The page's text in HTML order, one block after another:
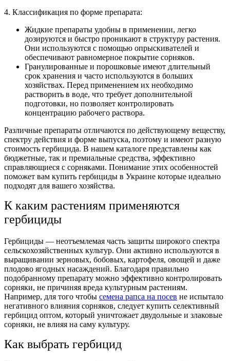
4. Классификация по форме препарата:
Жидкие препараты удобны в применении, легко
дозируются и быстро проникают в структуру растения.
Они используются с помощью опрыскивателей и
обеспечивают равномерное покрытие сорняков.
Гранулированные и порошковые имеют длительный
срок хранения и часто используются в больших
хозяйствах. Перед применением их необходимо
растворить в воде, что требует дополнительной
подготовки, но позволяет контролировать
концентрацию рабочего раствора.
Различные препараты отличаются по действующему веществу,
спектру действия и форме выпуска, поэтому и имеют разную
стоимость гербицида. В нашем каталоге представлены как
бюджетные, так и премиальные средства, эффективно
справляющиеся с сорняками. Понимание этих особенностей
поможет вам купить гербициды в Украине которые идеально
подходят для вашего хозяйства.
К каким растениям применяются
гербициды
Гербициды — неотъемлемая часть защиты широкого спектра
сельскохозяйственных культур. Они активно используются в
выращивании зерновых, бобовых, картофеля, овощей и даже
плодово ягодных насаждений. Благодаря правильно
подобранному препарату можно эффективно контролировать
сорняки, не причиняя вреда культурным растениям.
Например, для того чтобы семена рапса на посев не испытало
негативного влияния сорняков, следует купить селективный
гербицид оптом, который уничтожает двудольные и злаковые
сорняки, не влияя на саму культуру.
Как выбрать гербицид